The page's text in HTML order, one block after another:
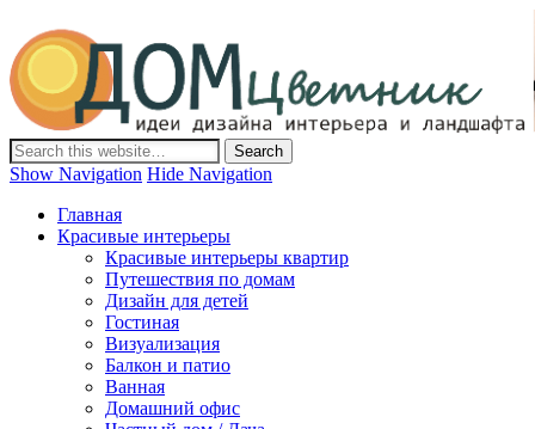
Дом-Цветник
Дизайн интерьера и ландшафта, декор и обустройство дома.
Идеи со всего мира.
Show Navigation Hide Navigation
Главная
Красивые интерьеры
Красивые интерьеры квартир
Путешествия по домам
Дизайн для детей
Гостиная
Визуализация
Балкон и патио
Ванная
Домашний офис